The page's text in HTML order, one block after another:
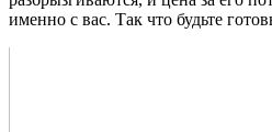
именно с вас. Так что будьте